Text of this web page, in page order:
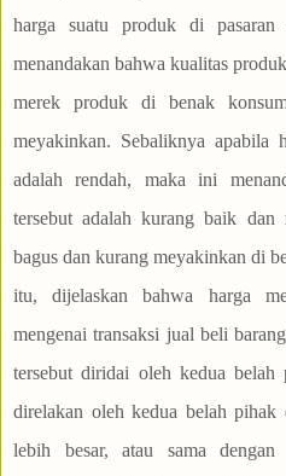
harga suatu produk di
menandakan bahwa kualitas
merek produk di benak
meyakinkan. Sebaliknya apabila
adalah rendah, maka ini
tersebut adalah kurang baik dan
bagus dan kurang meyakinkan di
itu, dijelaskan bahwa harga
mengenai transaksi jual beli
tersebut diridai oleh kedua belah
direlakan oleh kedua belah
lebih besar, atau sama